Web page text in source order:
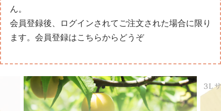
ん。
会員登録後、ログインされてご注文された場合に限り
ます。 会員登録はこちらからどうぞ